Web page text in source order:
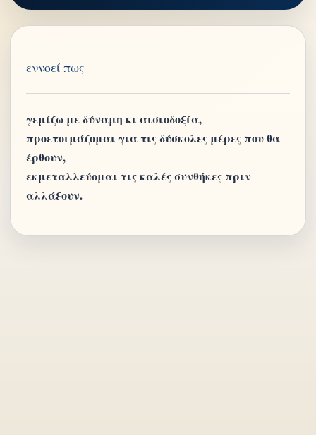
εννοεί πως
γεμίζω με δύναμη κι αισιοδοξία,
προετοιμάζομαι για τις δύσκολες μέρες που θα
έρθουν,
εκμεταλλεύομαι τις καλές συνθήκες πριν
αλλάξουν.